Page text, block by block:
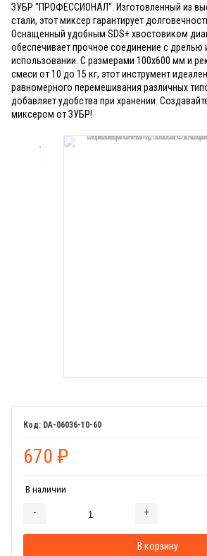
ЗУБР "ПРОФЕССИОНАЛ". Изготовленный из
стали, этот миксер гарантирует
Оснащенный удобным SDS+ хвостовиком
обеспечивает прочное соединение с дрелью
использовании. С размерами 100x600 мм и
смеси от 10 до 15 кг, этот инструмент
равномерного перемешивания различных
добавляет удобства при хранении.
миксером от ЗУБР!
DA-06036-10-60
670 ₽
В наличии
- +
В корзину